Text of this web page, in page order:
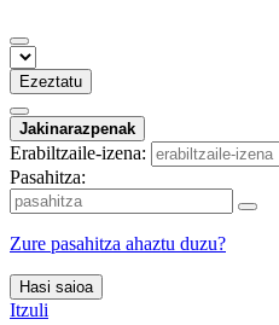
Ezeztatu
Jakinarazpenak
Erabiltzaile-izena:
Pasahitza:
Zure pasahitza ahaztu duzu?
Hasi saioa
Itzuli